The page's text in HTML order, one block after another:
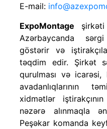
E-mail:
ExpoMontage
Azərbaycanda
göstərir və
təqdim edir. Şirkət
qurulması və
avadanlıqlarının
xidmətlər
nəzərə alınmaqla
Peşəkar komanda